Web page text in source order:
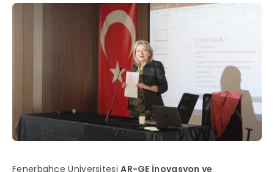
Fenerbahçe ÜniversitesiAR-GE İnovasyon ve